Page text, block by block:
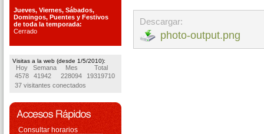
Jueves, Viernes, Sábados,
Domingos, Puentes y Festivos
de toda la temporada:
Cerrado
Visitas a la web (desde 1/5/2010):
Hoy Semana Mes
Total
4578
41942 228094
19319710
37 visitantes conectados
Consultar horarios
Descargar:
photo-output.png